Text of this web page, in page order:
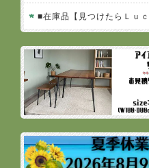
■在庫品【見つけたらＬｕ